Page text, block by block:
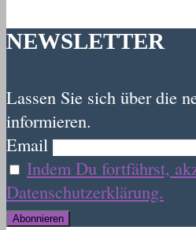
NEWSLETTER
Lassen Sie sich über die
informieren.
Email
Indem Du fortfährst,
Datenschutzerklärung.